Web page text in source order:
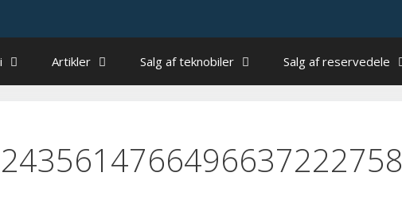
Artikler Salg af teknobiler Salg af reservedele